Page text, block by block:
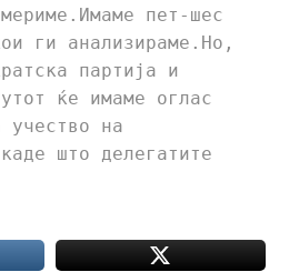
пет-шес
ги анализираме.Но,
партија и
ќе имаме оглас
учество на
што делегатите